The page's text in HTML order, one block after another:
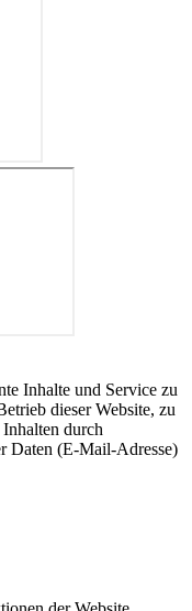
Inhalte und Service zu
dieser Website, zu
durch
Daten (E-Mail-Adresse)